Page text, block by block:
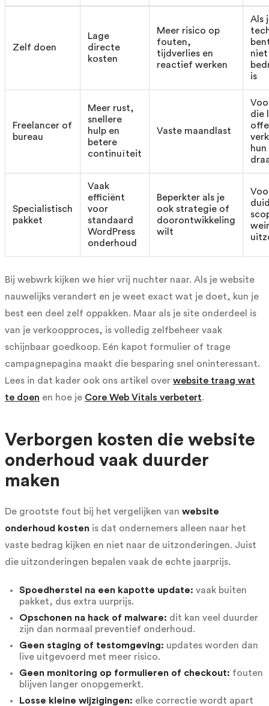
Zelf doen
Lage
directe
kosten
Meer risico op
fouten,
tijdverlies en
reactief werken
Als
niet
is
Freelancer of
bureau
Meer rust,
snellere
hulp en
betere
continuïteit
Vaste maandlast
die
Specialistisch
pakket
Vaak
efficiënt
voor
standaard
WordPress
onderhoud
Beperkter als je
ook strategie of
doorontwikkeling
wilt
Bij webwrk kijken we hier vrij nuchter naar. Als je website
nauwelijks verandert en je weet exact wat je doet, kun je
best een deel zelf oppakken. Maar als je site onderdeel is
van je verkoopproces, is volledig zelfbeheer vaak
schijnbaar goedkoop. Eén kapot formulier of trage
campagnepagina maakt die besparing snel oninteressant.
Lees in dat kader ook ons artikel over website traag wat
te doen en hoe je Core Web Vitals verbetert.
Verborgen kosten die website
onderhoud vaak duurder
maken
De grootste fout bij het vergelijken van website
onderhoud kosten is dat ondernemers alleen naar het
vaste bedrag kijken en niet naar de uitzonderingen. Juist
die uitzonderingen bepalen vaak de echte jaarprijs.
Spoedherstel na een kapotte update: vaak buiten
pakket, dus extra uurprijs.
Opschonen na hack of malware: dit kan veel duurder
zijn dan normaal preventief onderhoud.
Geen staging of testomgeving: updates worden dan
live uitgevoerd met meer risico.
Geen monitoring op formulieren of checkout: fouten
blijven langer onopgemerkt.
Losse kleine wijzigingen: elke correctie wordt apart